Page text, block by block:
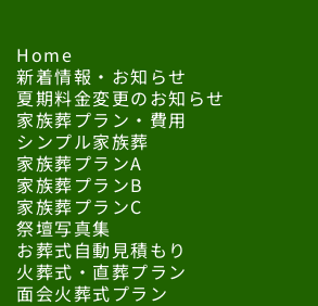
Home
新着情報・お知らせ
夏期料金変更のお知らせ
家族葬プラン・費用
シンプル家族葬
家族葬プランA
家族葬プランB
家族葬プランC
祭壇写真集
お葬式自動見積もり
火葬式・直葬プラン
面会火葬式プラン